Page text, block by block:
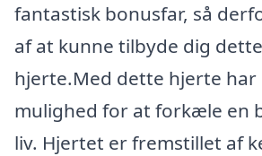
fantastisk bonusfar, så
af at kunne tilbyde dig
hjerte.Med dette hjerte har
mulighed for at forkæle en
liv. Hjertet er fremstillet af